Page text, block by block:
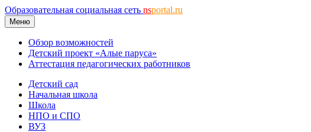
Образовательная социальная сеть nsportal.ru
Меню
Обзор возможностей
Детский проект «Алые паруса»
Аттестация педагогических работников
Детский сад
Начальная школа
Школа
НПО и СПО
ВУЗ